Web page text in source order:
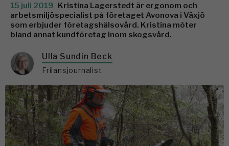
15 juli 2019 Kristina Lagerstedt är ergonom och
arbetsmiljöspecialist på ­företaget Avonova i Växjö
som erbjuder företagshälsovård. Kristina möter
bland annat kundföretag inom skogsvård.
Ulla Sundin Beck
Frilansjournalist